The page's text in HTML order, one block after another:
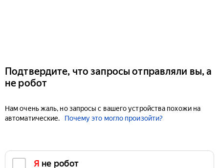
Подтвердите, что запросы отправляли вы, а
не робот
Нам очень жаль, но запросы с вашего устройства похожи на
автоматические.
Почему это могло произойти?
Я не робот